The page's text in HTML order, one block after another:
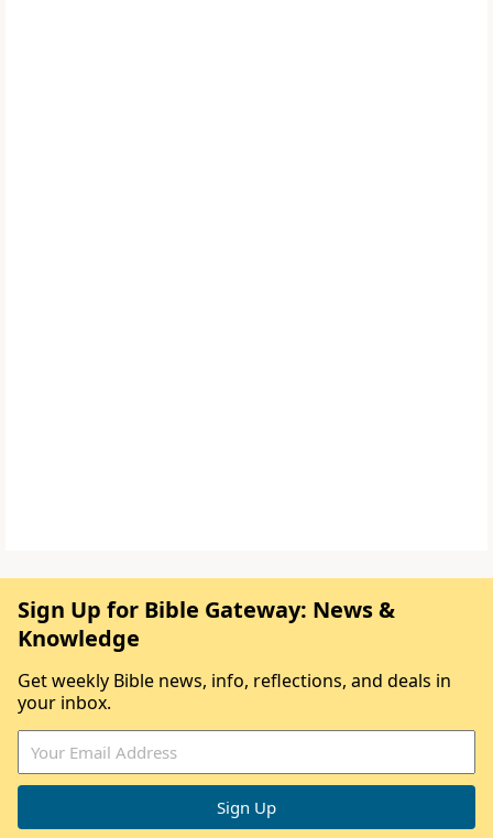
Sign Up for Bible Gateway: News &
Knowledge
Get weekly Bible news, info, reflections, and deals in
your inbox.